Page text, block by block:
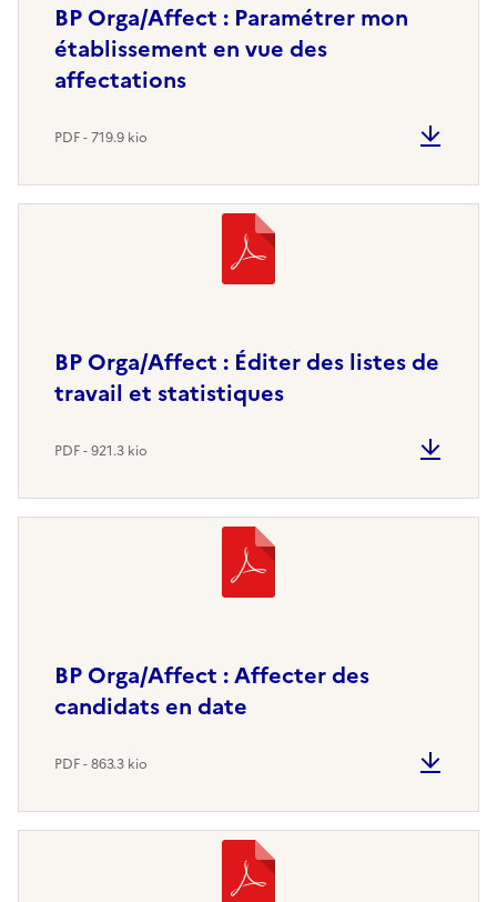
BP Orga/Affect : Paramétrer mon
établissement en vue des
affectations
PDF - 719.9 kio
BP Orga/Affect : Éditer des listes de
travail et statistiques
PDF - 921.3 kio
BP Orga/Affect : Affecter des
candidats en date
PDF - 863.3 kio